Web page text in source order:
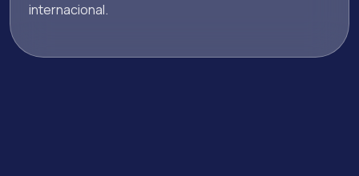
internacional.